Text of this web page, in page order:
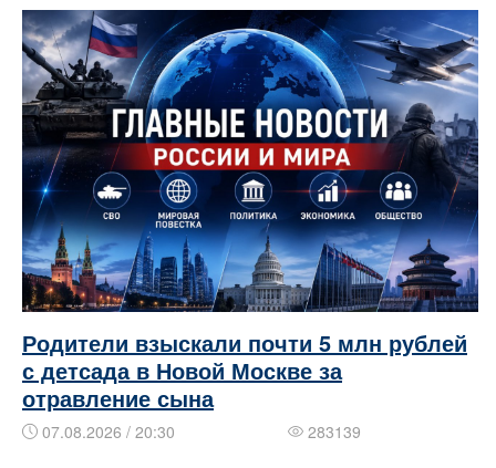
Родители взыскали почти 5 млн рублей
с детсада в Новой Москве за
отравление сына
07.08.2026 / 20:30 283139